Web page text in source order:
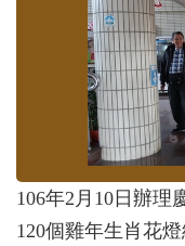
106年2月10日辦理
120個雞年生肖花